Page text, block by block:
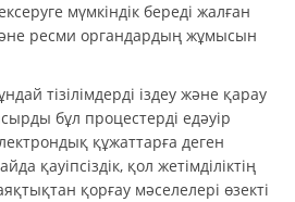
мүмкіндік береді жалған
ресми органдардың жұмысын
тізілімдерді іздеу және қарау
бұл процестерді едәуір
құжаттарға деген
қауіпсіздік, қол жетімділіктің
қорғау мәселелері өзекті